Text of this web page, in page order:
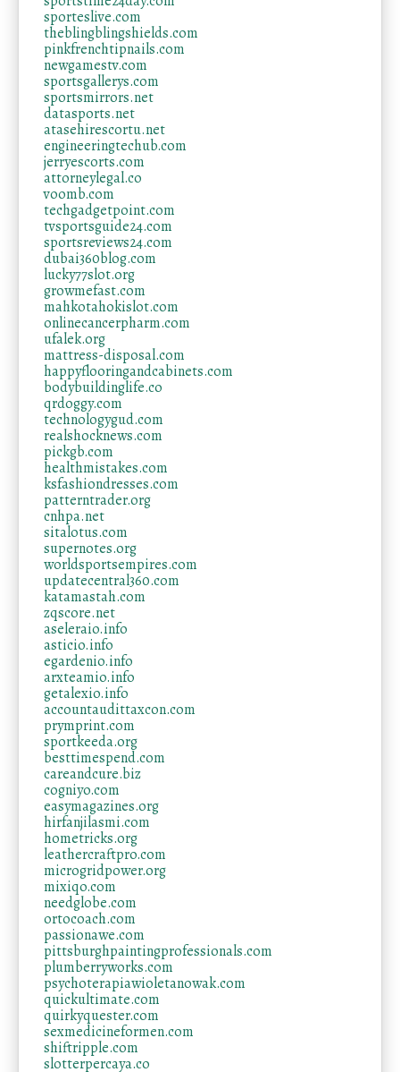
sporteslive.com
theblingblingshields.com
pinkfrenchtipnails.com
newgamestv.com
sportsgallerys.com
sportsmirrors.net
datasports.net
atasehirescortu.net
engineeringtechub.com
jerryescorts.com
attorneylegal.co
voomb.com
techgadgetpoint.com
tvsportsguide24.com
sportsreviews24.com
dubai360blog.com
lucky77slot.org
growmefast.com
mahkotahokislot.com
onlinecancerpharm.com
ufalek.org
mattress-disposal.com
happyflooringandcabinets.com
bodybuildinglife.co
qrdoggy.com
technologygud.com
realshocknews.com
pickgb.com
healthmistakes.com
ksfashiondresses.com
patterntrader.org
cnhpa.net
sitalotus.com
supernotes.org
worldsportsempires.com
updatecentral360.com
katamastah.com
zqscore.net
aseleraio.info
asticio.info
egardenio.info
arxteamio.info
getalexio.info
accountaudittaxcon.com
prymprint.com
sportkeeda.org
besttimespend.com
careandcure.biz
cogniyo.com
easymagazines.org
hirfanjilasmi.com
hometricks.org
leathercraftpro.com
microgridpower.org
mixiqo.com
needglobe.com
ortocoach.com
passionawe.com
pittsburghpaintingprofessionals.com
plumberryworks.com
psychoterapiawioletanowak.com
quickultimate.com
quirkyquester.com
sexmedicineformen.com
shiftripple.com
slotterpercaya.co